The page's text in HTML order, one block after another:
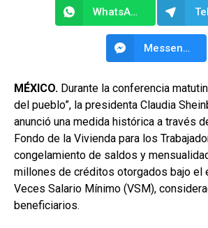
WhatsApp
Messenger
MÉXICO. Durante la conferencia
del pueblo”, la presidenta Claudia
anunció una medida histórica a través
Fondo de la Vivienda para los
congelamiento de saldos y
millones de créditos otorgados bajo el
Veces Salario Mínimo (VSM),
beneficiarios.